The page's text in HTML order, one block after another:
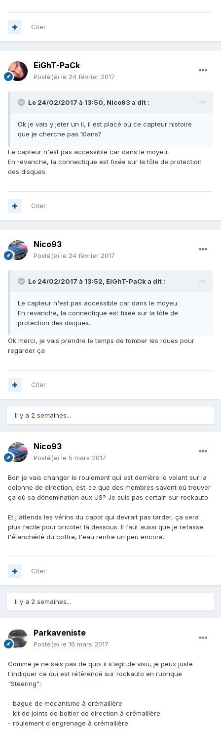
Citer
EiGhT-PaCk
Posté(e) le 24 février 2017
Le 24/02/2017 à 13:50, Nico93 a dit :
Ok je vais y jeter un il, il est placé où ce capteur histoire
que je cherche pas 10ans?
Le capteur n'est pas accessible car dans le moyeu.
En revanche, la connectique est fixée sur la tôle de protection
des disques.
Citer
Nico93
Posté(e) le 24 février 2017
Le 24/02/2017 à 13:52, EiGhT-PaCk a dit :
Le capteur n'est pas accessible car dans le moyeu.
En revanche, la connectique est fixée sur la tôle de
protection des disques.
Ok merci, je vais prendre le temps de tomber les roues pour
regarder ça
Citer
Il y a 2 semaines...
Nico93
Posté(e) le 5 mars 2017
Bon je vais changer le roulement qui est derrière le volant sur la
colonne de direction, est-ce que des membres savent où trouver
ça où sa dénomination aux US? Je suis pas certain sur rockauto.
Et j'attends les vérins du capot qui devrait pas tarder, ça sera
plus facile pour bricoler là dessous. Il faut aussi que je refasse
l'étanchéité du coffre, l'eau rentre un peu encore.
Citer
Il y a 2 semaines...
Parkaveniste
Posté(e) le 16 mars 2017
Comme je ne sais pas de quoi il s'agit,de visu, je peux juste
t'indiquer ce qui est référencé sur rockauto en rubrique
"Steering":
- bague de mécanisme à crémaillère
- kit de joints de boitier de direction à crémaillère
- roulement d'engrenage à crémaillère